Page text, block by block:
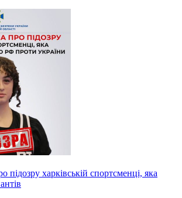
підозру харківській спортсменці, яка